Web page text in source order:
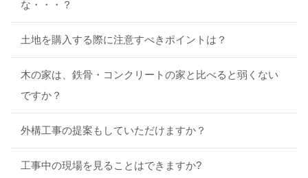
な・・・？
土地を購入する際に注意すべきポイントは？
木の家は、鉄骨・コンクリートの家と比べると弱くない
ですか？
外構工事の提案もしていただけますか？
工事中の現場を見ることはできますか?